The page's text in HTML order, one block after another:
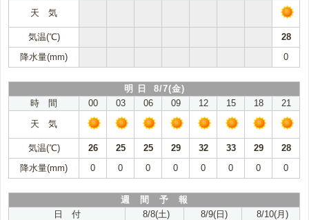
天 気
気温(℃)
28
降水量(mm)
0
明 日 8/7(金)
時 間
00 03 06 09 12 15 18
21
天 気
気温(℃) 26 25 25 29 32 33 29
28
降水量(mm)
0 0 0 0 0 0 0 0
週 間 予 報
日 付
8/8(土) 8/9(日) 8/10(月)